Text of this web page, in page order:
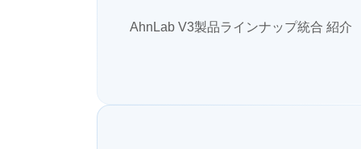
AhnLab V3製品ラインナップ統合 紹介